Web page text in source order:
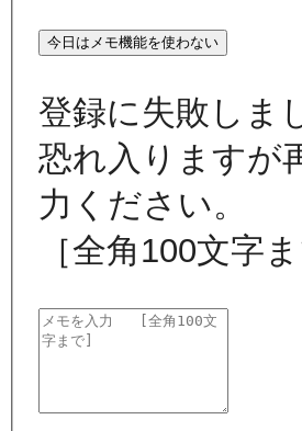
今日はメモ機能を使わない
登録に失敗しま
恐れ入りますが
力ください。
［全角100文字ま